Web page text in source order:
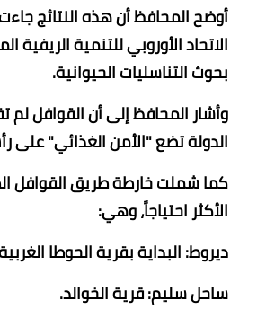
​أوضح المحافظ أن هذه النتائج
بحوث التناسليات الحيوانية.
​وأشار المحافظ إلى أن القوافل
الدولة تضع "الأمن الغذائي" على
الأكثر احتياجاً، وهي:
​ديروط: البداية بقرية الحوطا
​ساحل سليم: قرية الخوالد.